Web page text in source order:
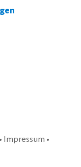
Impressum